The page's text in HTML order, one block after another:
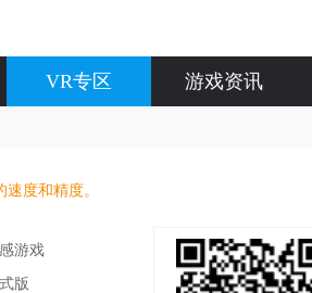
VR专区 游戏资讯
度和精度。
游戏
版